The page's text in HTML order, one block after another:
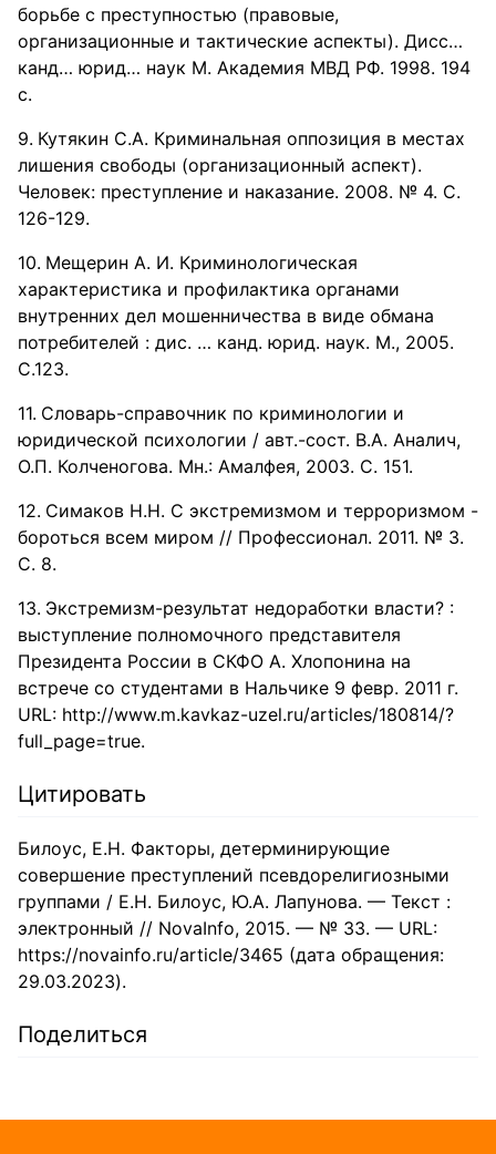
борьбе с преступностью (правовые,
организационные и тактические аспекты). Дисс…
канд… юрид… наук М. Академия МВД РФ. 1998. 194
с.
Кутякин С.А. Криминальная оппозиция в местах
лишения свободы (организационный аспект).
Человек: преступление и наказание. 2008. № 4. С.
126-129.
Мещерин А. И. Криминологическая
характеристика и профилактика органами
внутренних дел мошенничества в виде обмана
потребителей : дис. … канд. юрид. наук. М., 2005.
С.123.
Словарь-справочник по криминологии и
юридической психологии / авт.-сост. В.А. Аналич,
О.П. Колченогова. Мн.: Амалфея, 2003. С. 151.
Симаков Н.Н. С экстремизмом и терроризмом -
бороться всем миром // Профессионал. 2011. № 3.
С. 8.
Экстремизм-результат недоработки власти? :
выступление полномочного представителя
Президента России в СКФО А. Хлопонина на
встрече со студентами в Нальчике 9 февр. 2011 г.
URL: http://www.m.kavkaz-uzel.ru/articles/180814/?
full_page=true.
Цитировать
Билоус, Е.Н. Факторы, детерминирующие
совершение преступлений псевдорелигиозными
группами / Е.Н. Билоус, Ю.А. Лапунова. — Текст :
электронный // NovaInfo, 2015. — № 33. — URL:
https://novainfo.ru/article/3465 (дата обращения:
29.03.2023).
Поделиться